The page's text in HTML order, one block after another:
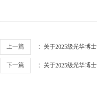
上一篇 ： 关于2025级光华博
下一篇 ： 关于2025级光华博